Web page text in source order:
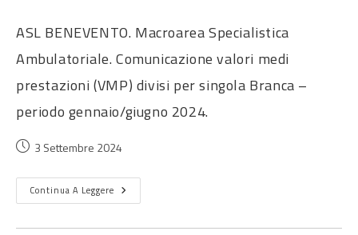
ASL BENEVENTO. Macroarea Specialistica
Ambulatoriale. Comunicazione valori medi
prestazioni (VMP) divisi per singola Branca –
periodo gennaio/giugno 2024.
3 Settembre 2024
Continua A Leggere